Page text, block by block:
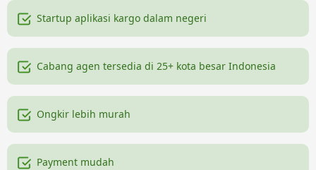
Startup aplikasi kargo dalam negeri
Cabang agen tersedia di 25+ kota besar Indonesia
Ongkir lebih murah
Payment mudah